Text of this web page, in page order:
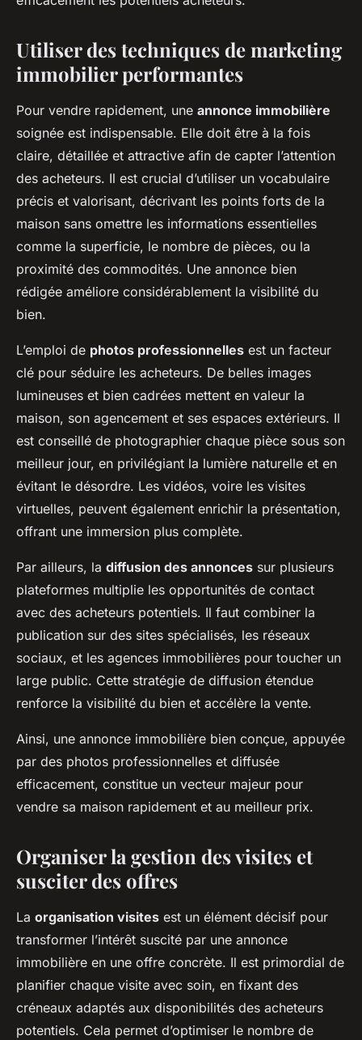
Utiliser des techniques de marketing
immobilier performantes
Pour vendre rapidement, une annonce immobilière
soignée est indispensable. Elle doit être à la fois
claire, détaillée et attractive afin de capter l’attention
des acheteurs. Il est crucial d’utiliser un vocabulaire
précis et valorisant, décrivant les points forts de la
maison sans omettre les informations essentielles
comme la superficie, le nombre de pièces, ou la
proximité des commodités. Une annonce bien
rédigée améliore considérablement la visibilité du
bien.
L’emploi de photos professionnelles est un facteur
clé pour séduire les acheteurs. De belles images
lumineuses et bien cadrées mettent en valeur la
maison, son agencement et ses espaces extérieurs. Il
est conseillé de photographier chaque pièce sous son
meilleur jour, en privilégiant la lumière naturelle et en
évitant le désordre. Les vidéos, voire les visites
virtuelles, peuvent également enrichir la présentation,
offrant une immersion plus complète.
Par ailleurs, la diffusion des annonces sur plusieurs
plateformes multiplie les opportunités de contact
avec des acheteurs potentiels. Il faut combiner la
publication sur des sites spécialisés, les réseaux
sociaux, et les agences immobilières pour toucher un
large public. Cette stratégie de diffusion étendue
renforce la visibilité du bien et accélère la vente.
Ainsi, une annonce immobilière bien conçue, appuyée
par des photos professionnelles et diffusée
efficacement, constitue un vecteur majeur pour
vendre sa maison rapidement et au meilleur prix.
Organiser la gestion des visites et
susciter des offres
La organisation visites est un élément décisif pour
transformer l’intérêt suscité par une annonce
immobilière en une offre concrète. Il est primordial de
planifier chaque visite avec soin, en fixant des
créneaux adaptés aux disponibilités des acheteurs
potentiels. Cela permet d’optimiser le nombre de